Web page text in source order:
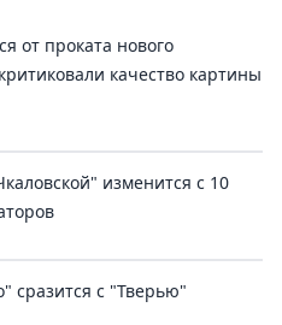
от проката нового
качество картины
изменится с 10
сразится с "Тверью"